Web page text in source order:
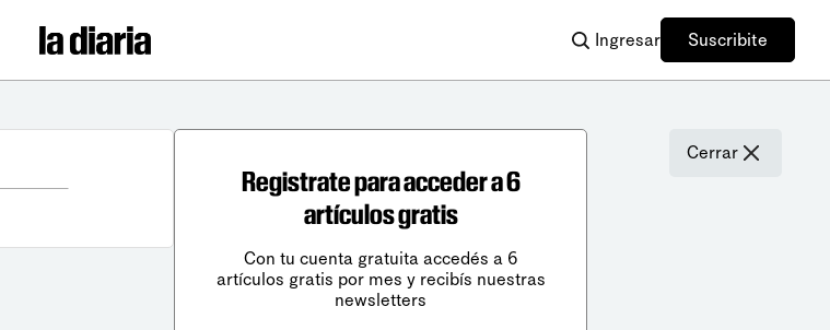
Ingresar Suscribite
Cerrar
Registrate para acceder a 6
artículos gratis
Con tu cuenta gratuita accedés a 6
artículos gratis por mes y recibís nuestras
newsletters